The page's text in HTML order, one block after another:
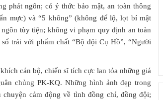
phát ngôn; có ý thức bảo mật, an toàn thông
mực) và “5 không” (không để lộ, lọt bí mật
tùy tiện; không vi phạm quy định an toàn
trái với phẩm chất “Bộ đội Cụ Hồ”, “Người
cán bộ, chiến sĩ tích cực lan tỏa những giá
chủng PK-KQ. Những hình ảnh đẹp trong
chuyện cảm động về tình đồng chí, đồng đội;